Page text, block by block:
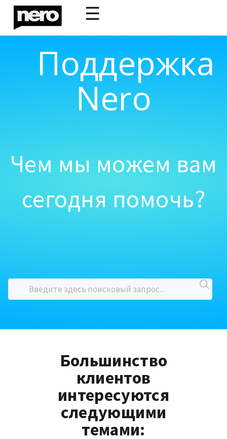
☰
Поддержка
Nero
Чем мы можем вам
сегодня помочь?
Большинство
клиентов
интересуются
следующими
темами: